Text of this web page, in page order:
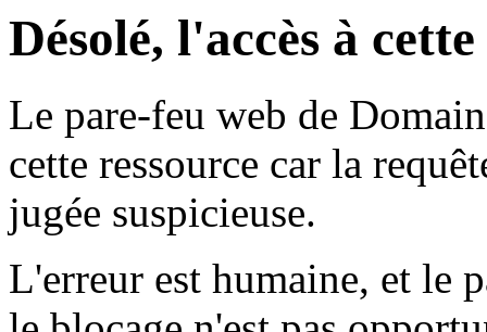
Désolé, l'accès à
Le pare-feu web de
cette ressource car la
jugée suspicieuse.
L'erreur est humaine, et le